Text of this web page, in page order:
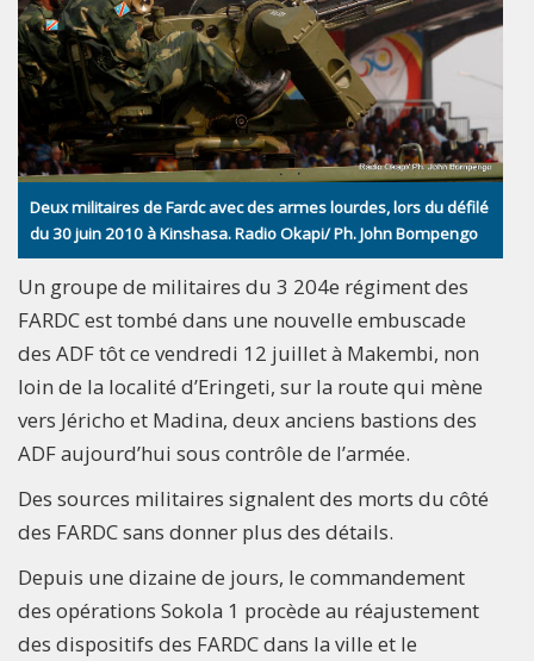
Deux militaires de Fardc avec des armes lourdes, lors du défilé
du 30 juin 2010 à Kinshasa. Radio Okapi/ Ph. John Bompengo
Un groupe de militaires du 3 204e régiment des
FARDC est tombé dans une nouvelle embuscade
des ADF tôt ce vendredi 12 juillet à Makembi, non
loin de la localité d’Eringeti, sur la route qui mène
vers Jéricho et Madina, deux anciens bastions des
ADF aujourd’hui sous contrôle de l’armée.
Des sources militaires signalent des morts du côté
des FARDC sans donner plus des détails.
Depuis une dizaine de jours, le commandement
des opérations Sokola 1 procède au réajustement
des dispositifs des FARDC dans la ville et le